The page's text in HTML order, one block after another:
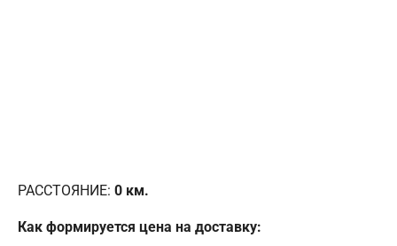
РАССТОЯНИЕ: 0 км.
Как формируется цена на доставку: